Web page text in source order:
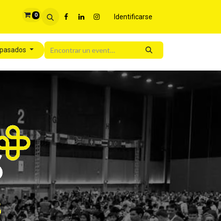
0 Identificarse